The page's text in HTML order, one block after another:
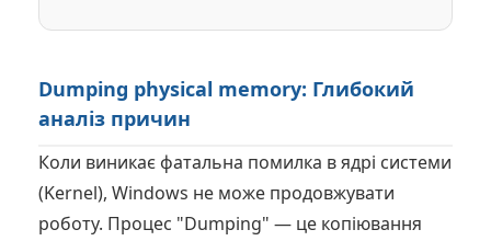
Dumping physical memory: Глибокий
аналіз причин
Коли виникає фатальна помилка в ядрі системи
(Kernel), Windows не може продовжувати
роботу. Процес "Dumping" — це копіювання